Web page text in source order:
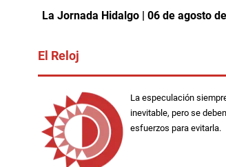
La Jornada Hidalgo | 06 de agosto
El Reloj
La especulación
inevitable, pero se
esfuerzos para evitarla.